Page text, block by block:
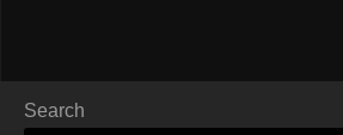
Search